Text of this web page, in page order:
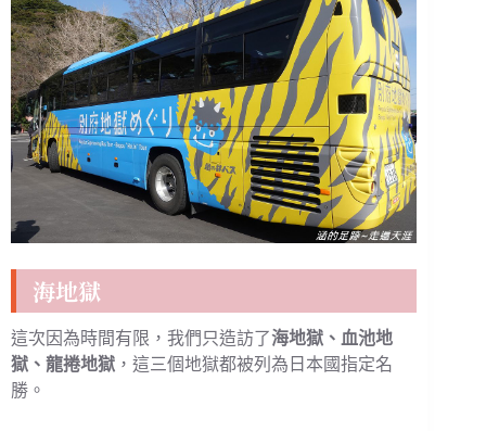
海地獄
這次因為時間有限，我們只造訪了海地獄、血池地
獄、龍捲地獄 ，這三個地獄都被列為日本國指定名
勝。